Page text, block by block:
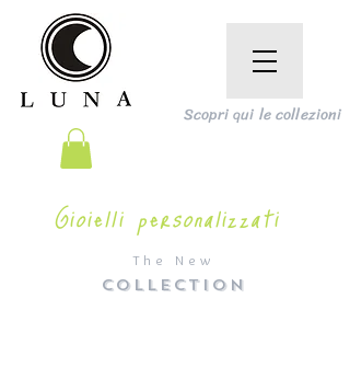
The New
COLLECTION
Scopri qui le collezioni
Gioielli personalizzati